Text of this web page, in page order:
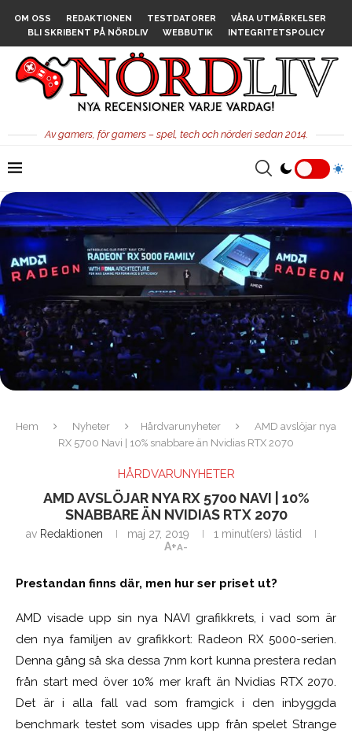
OM OSS REDAKTIONEN TESTDATORER
VÅRA UTMÄRKELSER
BLI SKRIBENT PÅ NÖRDLIV
WEBBUTIK INTEGRITETSPOLICY
Av gamers, för gamers – spel, tech och nörderi sedan 2014.
Hem Nyheter Hårdvarunyheter
AMD avslöjar nya
RX 5700 Navi | 10% snabbare än Nvidias RTX 2070
HÅRDVARUNYHETER
AMD AVSLÖJAR NYA RX 5700 NAVI | 10%
SNABBARE ÄN NVIDIAS RTX 2070
av Redaktionen maj 27, 2019
1 minut(ers) lästid
A+A-
Prestandan finns där, men hur ser priset ut?
AMD visade upp sin nya NAVI grafikkrets, i vad som är
den nya familjen av grafikkort: Radeon RX 5000-serien.
Denna gång så ska dessa 7nm kort kunna prestera redan
från start med över 10% mer kraft än Nvidias RTX 2070.
Det är i alla fall vad som framgick i den inbyggda
benchmark testet som visades upp från spelet Strange